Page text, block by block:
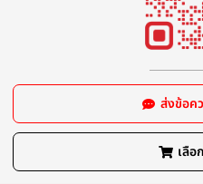
ส่งข้อค
เลือ